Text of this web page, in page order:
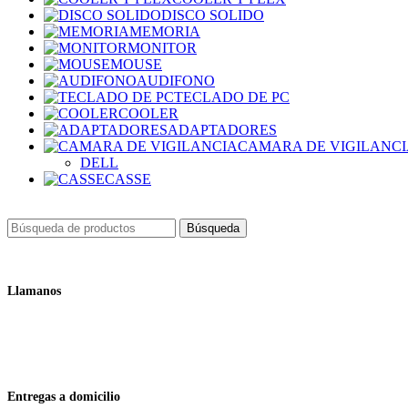
DISCO SOLIDO
MEMORIA
MONITOR
MOUSE
AUDIFONO
TECLADO DE PC
COOLER
ADAPTADORES
CAMARA DE
DELL
CASSE
Búsqueda
Llamanos
Entregas a domicilio